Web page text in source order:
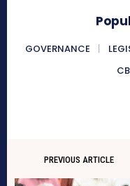
GOVERNANCE
PREVIOUS ARTICLE